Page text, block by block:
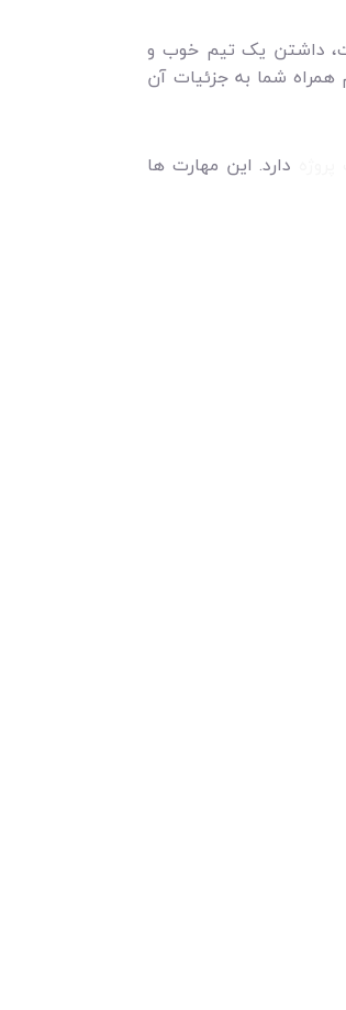
داشتن یک تیم خوب و
شما به جزئیات آن
دارد. این مهارت ها